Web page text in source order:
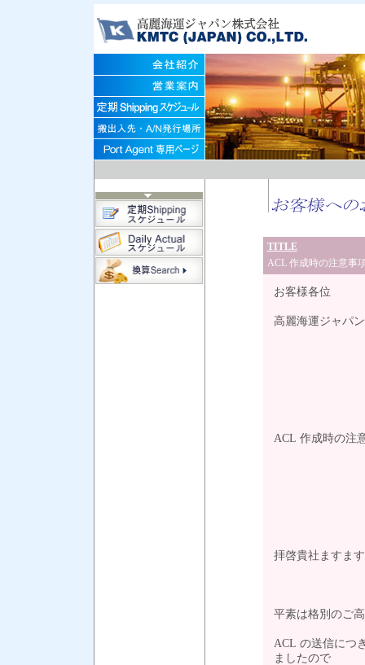
TITLE
ACL 作成時の注意事
お客様各位
高麗海運ジャパ
ACL 作成時の注
拝啓貴社ますま
平素は格別のご
ACL の送信につ
ましたので